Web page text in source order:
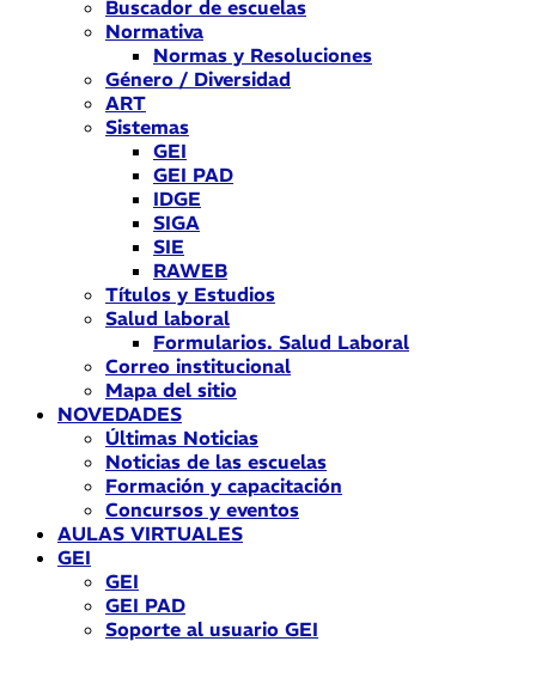
Buscador de escuelas
Normativa
Normas y Resoluciones
Género / Diversidad
ART
Sistemas
GEI
GEI PAD
IDGE
SIGA
SIE
RAWEB
Títulos y Estudios
Salud laboral
Formularios. Salud Laboral
Correo institucional
Mapa del sitio
NOVEDADES
Últimas Noticias
Noticias de las escuelas
Formación y capacitación
Concursos y eventos
AULAS VIRTUALES
GEI
GEI
GEI PAD
Soporte al usuario GEI